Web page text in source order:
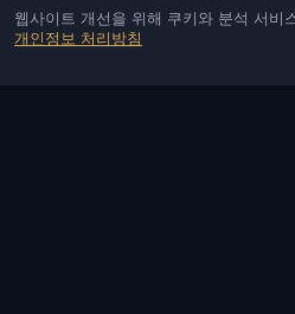
IVSOFTE — 소프트웨어 스토어. 소
웹사이트 개선을 위해 쿠키와 분석 서비
개인정보 처리방침